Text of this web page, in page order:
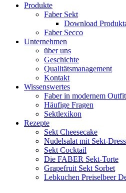
Produkte
Faber Sekt
Download
Faber Secco
Unternehmen
über uns
Geschichte
Qualitätsmanagement
Kontakt
Wissenswertes
Faber in modernem Outfit
Häufige Fragen
Sektlexikon
Rezepte
Sekt Cheesecake
Nudelsalat mit Sekt-
Sekt Cocktail
Die FABER Sekt-Torte
Grapefruit Sekt Sorbet
Lebkuchen Preiselbeer